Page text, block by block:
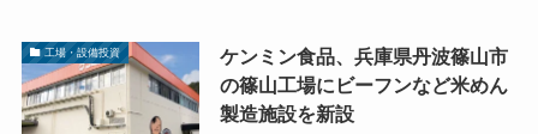
工場・設備投資
ケンミン食品、兵庫県丹波篠山市
の篠山工場にビーフンなど米めん
製造施設を新設